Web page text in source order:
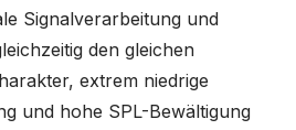
Signalverarbeitung und
den gleichen
extrem niedrige
und hohe SPL-Bewältigung